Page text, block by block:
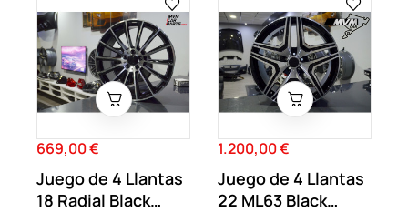
Precio
669,00 €
Juego de 4 Llantas
18 Radial Black
Precio
1.200,00 €
Juego de 4 Llantas
22 ML63 Black